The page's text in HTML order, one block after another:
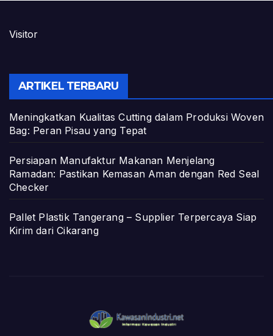
Visitor
ARTIKEL TERBARU
Meningkatkan Kualitas Cutting dalam Produksi Woven
Bag: Peran Pisau yang Tepat
Persiapan Manufaktur Makanan Menjelang
Ramadan: Pastikan Kemasan Aman dengan Red Seal
Checker
Pallet Plastik Tangerang – Supplier Terpercaya Siap
Kirim dari Cikarang